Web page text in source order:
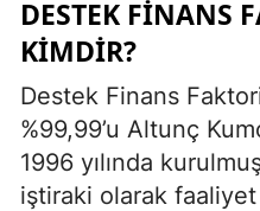
DESTEK FINANS
KIMDIR?
Destek Finans
%99,99’u Altunç
1996 yılında
iştiraki olarak